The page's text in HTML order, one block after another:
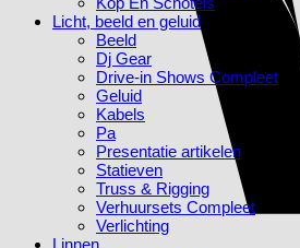
Licht, beeld en geluid
Beeld
Dj Gear
Drive-in Shows Compleet
Geluid
Kabels
Pa
Presentatie artikelen
Statieven
Truss & Rigging
Verhuursets Compleet
Verlichting
Linnen